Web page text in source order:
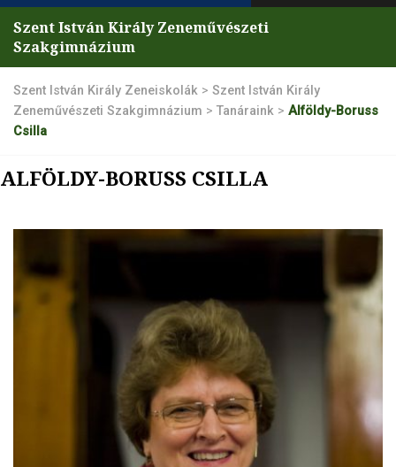
Szent István Király Zeneművészeti
Szakgimnázium
Szent István Király Zeneiskolák > Szent István Király
Zeneművészeti Szakgimnázium > Tanáraink > Alföldy-Boruss
Csilla
ALFÖLDY-BORUSS CSILLA